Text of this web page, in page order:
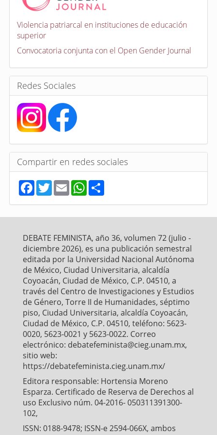
o
a
t
o
r
a
s
Violencia patriarcal en instituciones de educación
superior
Convocatoria conjunta con el Open Gender Journal
Redes Sociales
Compartir en redes sociales
F
a
c
e
b
k
T
w
t
t
E
m
a
i
l
W
h
a
t
s
p
S
h
r
e
DEBATE FEMINISTA, año 36, volumen 72 (julio -
diciembre 2026), es una publicación semestral
editada por la Universidad Nacional Autónoma
de México, Ciudad Universitaria, alcaldía
Coyoacán, Ciudad de México, C.P. 04510, a
través del Centro de Investigaciones y Estudios
de Género, Torre II de Humanidades, séptimo
piso, Ciudad Universitaria, alcaldía Coyoacán,
Ciudad de México, C.P. 04510, teléfono: 5623-
0020, 5623-0021 y 5623-0022. Correo
electrónico: debatefeminista@cieg.unam.mx,
sitio web:
https://debatefeminista.cieg.unam.mx/
Editora responsable: Hortensia Moreno
Esparza. Certificado de Reserva de Derechos al
uso Exclusivo núm. 04-2016- 050311391300-
102,
ISSN: 0188-9478; ISSN-e 2594-066X, ambos